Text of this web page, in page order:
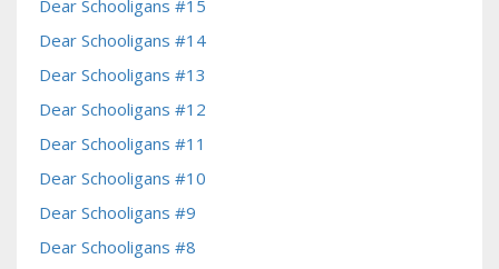
Dear Schooligans #15
Dear Schooligans #14
Dear Schooligans #13
Dear Schooligans #12
Dear Schooligans #11
Dear Schooligans #10
Dear Schooligans #9
Dear Schooligans #8